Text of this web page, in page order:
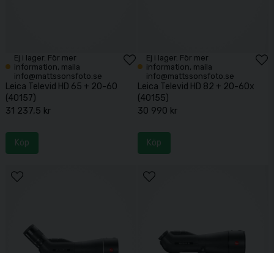
Ej i lager. För mer
information, maila
info@mattssonsfoto.se
Leica Televid HD 65 + 20-60
(40157)
31 237,5 kr
Köp
Ej i lager. För mer
information, maila
info@mattssonsfoto.se
Leica Televid HD 82 + 20-60x
(40155)
30 990 kr
Köp